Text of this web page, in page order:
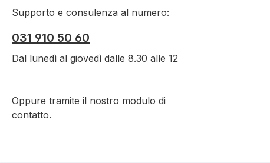
Supporto e consulenza al numero:
031 910 50 60
Dal lunedì al giovedì dalle 8.30 alle 12
Oppure tramite il nostro modulo di
contatto.